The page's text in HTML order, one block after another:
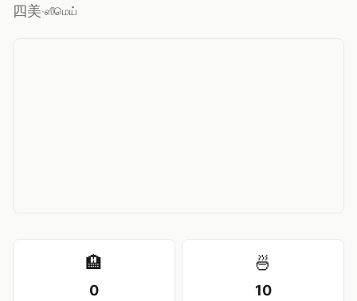
四美·ஸீமெய்
🏨
0
🍜
10